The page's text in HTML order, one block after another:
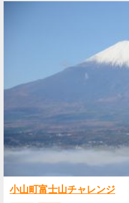
小山町富士山チャレンジ